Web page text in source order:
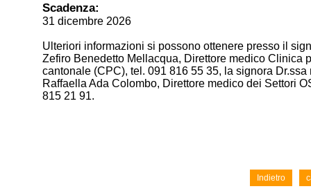
Scadenza:
31 dicembre 2026
Ulteriori informazioni si possono ottenere presso il
Zefiro Benedetto Mellacqua, Direttore medico Clinica
cantonale (CPC), tel. 091 816 55 35, la signora Dr.ssa
Raffaella Ada Colombo, Direttore medico dei Settori
815 21 91.
Indietro